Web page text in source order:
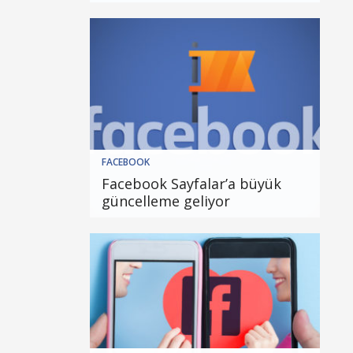
FACEBOOK
Facebook Sayfalar’a büyük
güncelleme geliyor